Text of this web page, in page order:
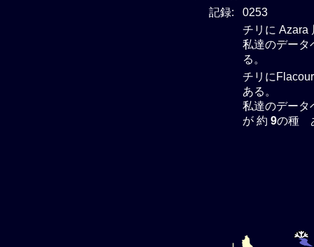
記録:
0253
チリに
私達のデータ
る。
チリに
ある。
私達のデータ
が 約 9の種